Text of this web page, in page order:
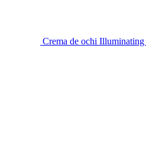
Crema de ochi